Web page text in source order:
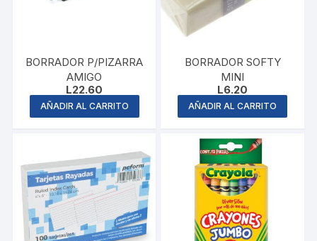
BORRADOR P/PIZARRA
AMIGO
L22.60
AÑADIR AL CARRITO
BORRADOR SOFTY
MINI
L6.20
AÑADIR AL CARRITO